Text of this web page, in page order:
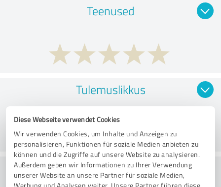
Diese Webseite verwendet Cookies
Wir verwenden Cookies, um Inhalte und Anzeigen zu
personalisieren, Funktionen für soziale Medien anbieten zu
können und die Zugriffe auf unsere Website zu analysieren.
Außerdem geben wir Informationen zu Ihrer Verwendung
unserer Website an unsere Partner für soziale Medien,
Teenused
Tulemuslikkus
Konsultatsioon